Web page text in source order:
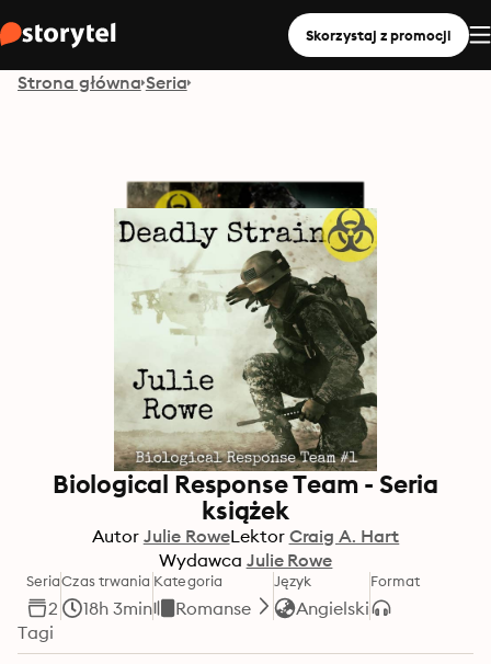
Skorzystaj z promocji
Strona główna Seria
Biological Response Team - Seria
książek
Autor Julie RoweLektor Craig A. Hart
Wydawca Julie Rowe
Seria
2
Czas trwania
18h 3min
Kategoria
Romanse
Język
Angielski
Format
Tagi